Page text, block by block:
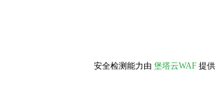
安全检测能力由 堡塔云WAF 提供